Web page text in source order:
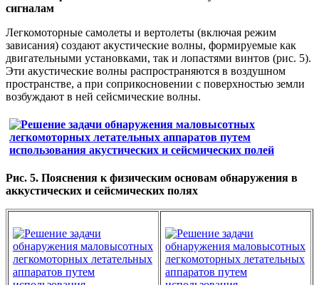
сигналам
Легкомоторные самолеты и вертолеты (включая режим
зависания) создают акустические волны, формируемые как
двигательными установками, так и лопастями винтов (рис. 5).
Эти акустические волны распространяются в воздушном
пространстве, а при соприкосновении с поверхностью земли
возбуждают в ней сейсмические волны.
Рис. 5. Пояснения к физическим основам обнаружения в
аккустических и сейсмических полях